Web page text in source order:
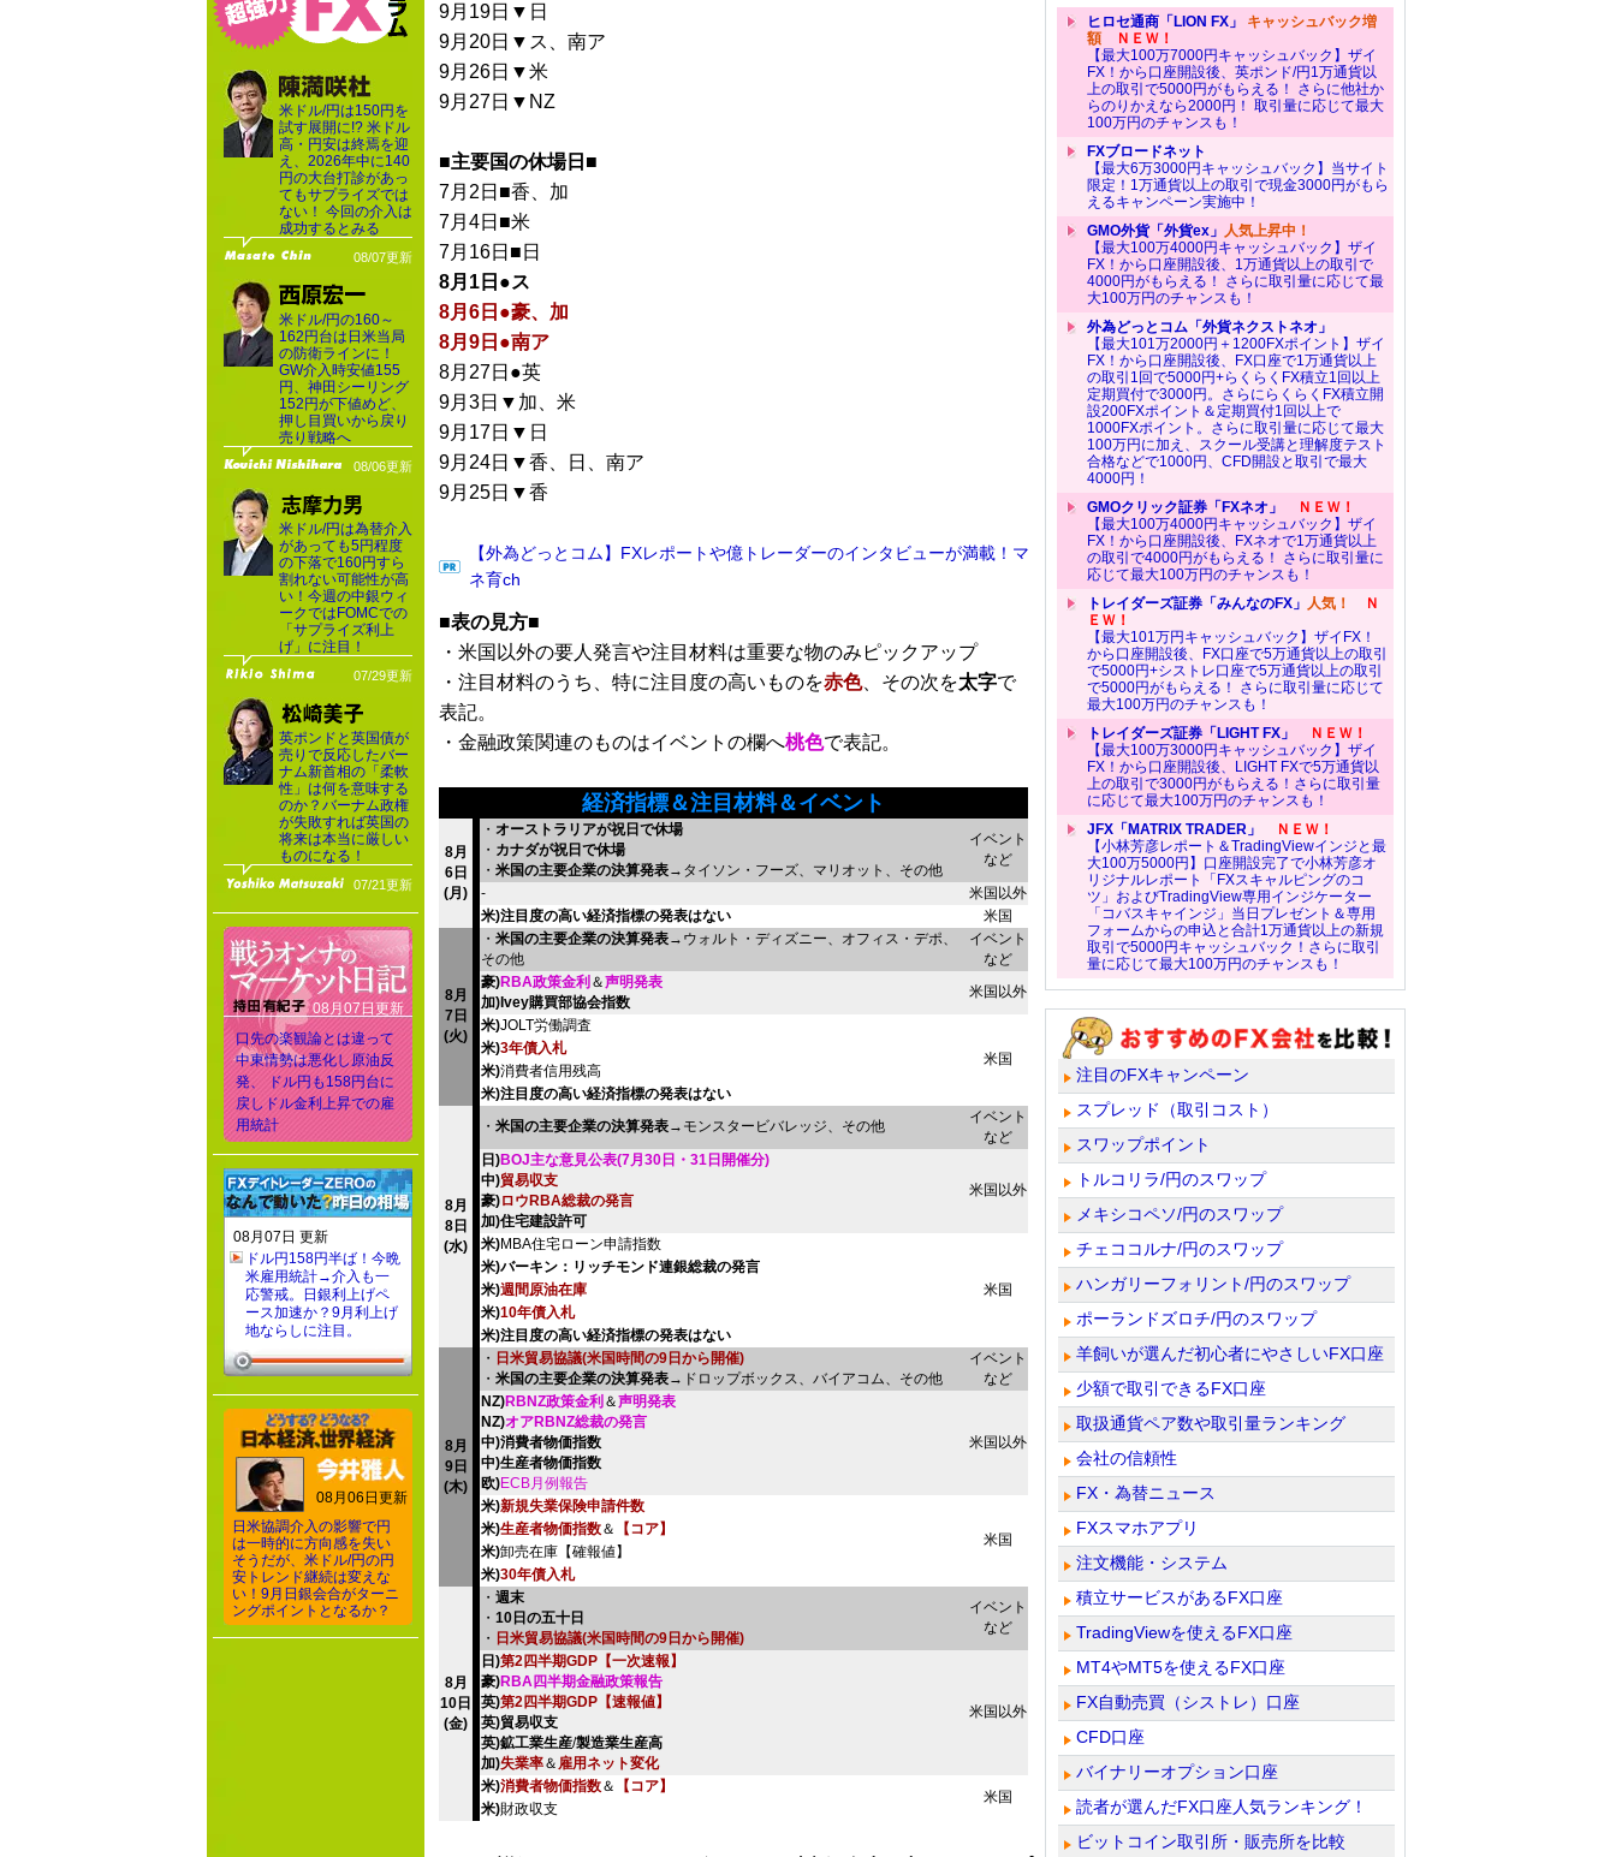
9月19日▼日
9月20日▼ス、南ア
9月26日▼米
9月27日▼NZ
■主要国の休場日■
7月2日■香、加
7月4日■米
7月16日■日
8月1日●ス
8月6日●豪、加
8月9日●南ア
8月27日●英
9月3日▼加、米
9月17日▼日
9月24日▼香、日、南ア
9月25日▼香
【外為どっとコム】FXレポートや億トレーダーのインタビューが満載！マ
ネ育ch
■表の見方■
・米国以外の要人発言や注目材料は重要な物のみピックアップ
・注目材料のうち、特に注目度の高いものを赤色、その次を太字で
表記。
・金融政策関連のものはイベントの欄へ桃色で表記。
経済指標＆注目材料＆イベント
8月
6日
(月)
・ オーストラリアが祝日で休場
・ カナダが祝日で休場
・ 米国の主要企業の決算発表→タイソン・フーズ、マリオット、その他
イベント
など
-
米国以外
米)注目度の高い経済指標の発表はない
米国
8月
7日
(火)
・ 米国の主要企業の決算発表→ウォルト・ディズニー、オフィス・デポ、
その他
イベント
など
豪)RBA政策金利 ＆声明発表
加)Ivey購買部協会指数
米国以外
米)JOLT労働調査
米国
米)3年債入札
米)消費者信用残高
米)注目度の高い経済指標の発表はない
8月
8日
(水)
・ 米国の主要企業の決算発表→モンスタービバレッジ、その他
イベント
など
日)BOJ主な意見公表(7月30日・31日開催分)
中)貿易収支
豪)ロウRBA総裁の発言
加)住宅建設許可
米国以外
米)MBA住宅ローン申請指数
米国
米)バーキン：リッチモンド連銀総裁の発言
米)週間原油在庫
米)10年債入札
米)注目度の高い経済指標の発表はない
8月
9日
(木)
・ 日米貿易協議(米国時間の9日から開催)
・ 米国の主要企業の決算発表→ドロップボックス、バイアコム、その他
イベント
など
NZ)RBNZ政策金利 ＆声明発表
NZ)オアRBNZ総裁の発言
中)消費者物価指数
中)生産者物価指数
欧)ECB月例報告
米国以外
米)新規失業保険申請件数
米国
米)生産者物価指数＆
【コア】
米)卸売在庫【確報値】
米)30年債入札
8月
10日
(金)
・ 週末
・ 10日の五十日
・ 日米貿易協議(米国時間の9日から開催)
イベント
など
日)第2四半期GDP【一次速報】
豪)RBA四半期金融政策報告
英)第2四半期GDP【速報値】
英)貿易収支
英)鉱工業生産/製造業生産高
加)失業率＆ 雇用ネット変化
米国以外
米)消費者物価指数＆ 【コア】
米国
米)財政収支
ヒロセ通商「LION FX」 キャッシュバック増
額ＮＥＷ！
【最大100万7000円キャッシュバック】ザイ
FX！から口座開設後、英ポンド/円1万通貨以
上の取引で5000円がもらえる！ さらに他社か
らのりかえなら2000円！ 取引量に応じて最大
100万円のチャンスも！
FXブロードネット
【最大6万3000円キャッシュバック】当サイト
限定！1万通貨以上の取引で現金3000円がもら
えるキャンペーン実施中！
GMO外貨「外貨ex」 人気上昇中！
【最大100万4000円キャッシュバック】ザイ
FX！から口座開設後、1万通貨以上の取引で
4000円がもらえる！ さらに取引量に応じて最
大100万円のチャンスも！
外為どっとコム「外貨ネクストネオ」
【最大101万2000円＋1200FXポイント】ザイ
FX！から口座開設後、FX口座で1万通貨以上
の取引1回で5000円+らくらくFX積立1回以上
定期買付で3000円。さらにらくらくFX積立開
設200FXポイント＆定期買付1回以上で
1000FXポイント。さらに取引量に応じて最大
100万円に加え、スクール受講と理解度テスト
合格などで1000円、CFD開設と取引で最大
4000円！
GMOクリック証券「FXネオ」
ＮＥＷ！
【最大100万4000円キャッシュバック】ザイ
FX！から口座開設後、FXネオで1万通貨以上
の取引で4000円がもらえる！ さらに取引量に
応じて最大100万円のチャンスも！
トレイダーズ証券「みんなのFX」 人気！
Ｎ
ＥＷ！
【最大101万円キャッシュバック】ザイFX！
から口座開設後、FX口座で5万通貨以上の取引
で5000円+シストレ口座で5万通貨以上の取引
で5000円がもらえる！ さらに取引量に応じて
最大100万円のチャンスも！
トレイダーズ証券「LIGHT FX」
ＮＥＷ！
【最大100万3000円キャッシュバック】ザイ
FX！から口座開設後、LIGHT FXで5万通貨以
上の取引で3000円がもらえる！さらに取引量
に応じて最大100万円のチャンスも！
JFX「MATRIX TRADER」
ＮＥＷ！
【小林芳彦レポート＆TradingViewインジと最
大100万5000円】口座開設完了で小林芳彦オ
リジナルレポート「FXスキャルピングのコ
ツ」およびTradingView専用インジケーター
「コバスキャインジ」当日プレゼント＆専用
フォームからの申込と合計1万通貨以上の新規
取引で5000円キャッシュバック！さらに取引
量に応じて最大100万円のチャンスも！
注目のFXキャンペーン
スプレッド（取引コスト）
スワップポイント
トルコリラ/円のスワップ
メキシコペソ/円のスワップ
チェココルナ/円のスワップ
ハンガリーフォリント/円のスワップ
ポーランドズロチ/円のスワップ
羊飼いが選んだ初心者にやさしいFX口座
少額で取引できるFX口座
取扱通貨ペア数や取引量ランキング
会社の信頼性
FX・為替ニュース
FXスマホアプリ
注文機能・システム
積立サービスがあるFX口座
TradingViewを使えるFX口座
MT4やMT5を使えるFX口座
FX自動売買（シストレ）口座
CFD口座
バイナリーオプション口座
読者が選んだFX口座人気ランキング！
ビットコイン取引所・販売所を比較
米ドル/円は150円を
試す展開に!? 米ドル
高・円安は終焉を迎
え、2026年中に140
円の大台打診があっ
てもサプライズでは
ない！ 今回の介入は
成功するとみる
08/07更新
米ドル/円の160～
162円台は日米当局
の防衛ラインに！
GW介入時安値155
円、神田シーリング
152円が下値めど、
押し目買いから戻り
売り戦略へ
08/06更新
米ドル/円は為替介入
があっても5円程度
の下落で160円すら
割れない可能性が高
い！今週の中銀ウィ
ークではFOMCでの
「サプライズ利上
げ」に注目！
07/29更新
英ポンドと英国債が
売りで反応したバー
ナム新首相の「柔軟
性」は何を意味する
のか？バーナム政権
が失敗すれば英国の
将来は本当に厳しい
ものになる！
07/21更新
08月07日更新
口先の楽観論とは違って
中東情勢は悪化し原油反
発、 ドル円も158円台に
戻しドル金利上昇での雇
用統計
08月07日 更新
ドル円158円半ば！今晩
米雇用統計→介入も一
応警戒。日銀利上げペ
ース加速か？9月利上げ
地ならしに注目。
08月06日更新
日米協調介入の影響で円
は一時的に方向感を失い
そうだが、米ドル/円の円
安トレンド継続は変えな
い！9月日銀会合がターニ
ングポイントとなるか？